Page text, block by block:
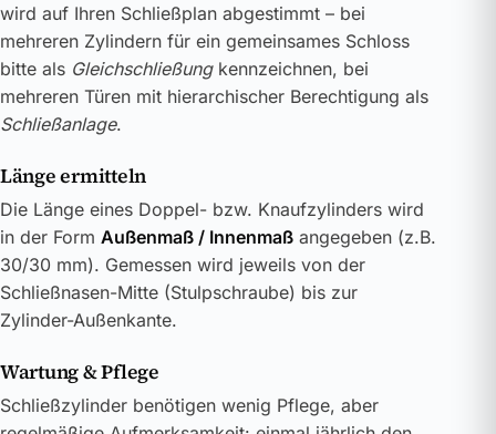
wird auf Ihren Schließplan abgestimmt – bei
mehreren Zylindern für ein gemeinsames Schloss
bitte als Gleichschließungkennzeichnen, bei
mehreren Türen mit hierarchischer Berechtigung als
Schließanlage.
Länge ermitteln
Die Länge eines Doppel- bzw. Knaufzylinders wird
in der Form Außenmaß / Innenmaß angegeben (z.B.
30/30 mm). Gemessen wird jeweils von der
Schließnasen-Mitte (Stulpschraube) bis zur
Zylinder-Außenkante.
Wartung & Pflege
Schließzylinder benötigen wenig Pflege, aber